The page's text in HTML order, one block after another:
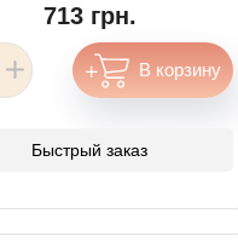
713 грн.
Быстрый заказ